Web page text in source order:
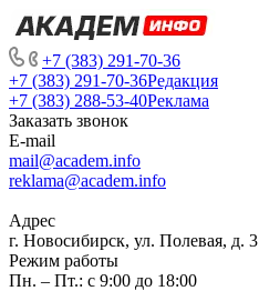
+7 (383) 291-70-36
+7 (383) 291-70-36Редакция
+7 (383) 288-53-40Реклама
Заказать звонок
E-mail
mail@academ.info
reklama@academ.info
Адрес
г. Новосибирск, ул. Полевая, д. 3
Режим работы
Пн. – Пт.: с 9:00 до 18:00